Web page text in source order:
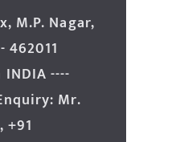
M.P. Nagar,
462011
----
Mr.
+91